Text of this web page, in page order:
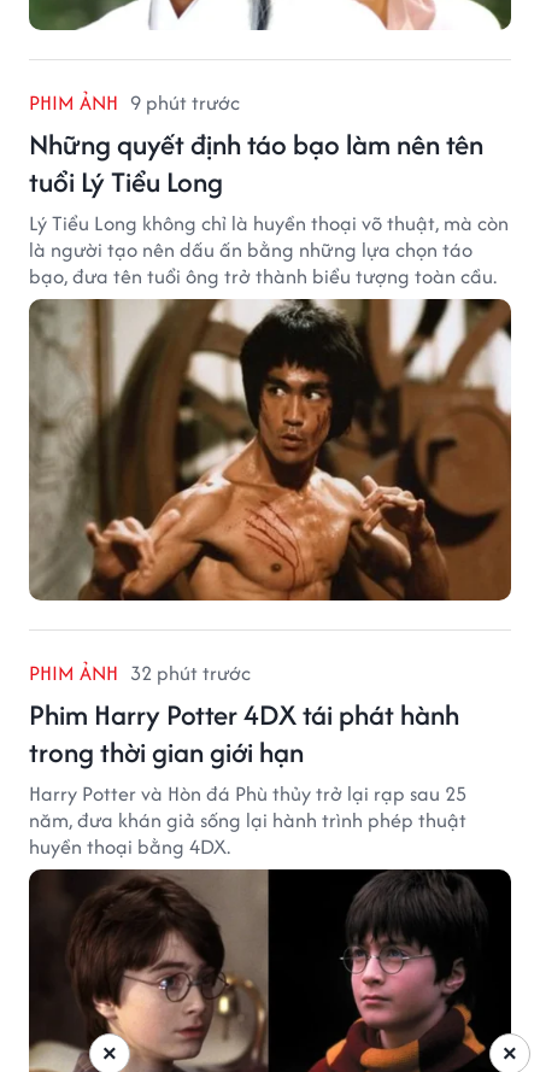
PHIM ẢNH 9 phút trước
Những quyết định táo bạo làm nên tên
tuổi Lý Tiểu Long
Lý Tiểu Long không chỉ là huyền thoại võ thuật, mà còn
là người tạo nên dấu ấn bằng những lựa chọn táo
bạo, đưa tên tuổi ông trở thành biểu tượng toàn cầu.
PHIM ẢNH 32 phút trước
Phim Harry Potter 4DX tái phát hành
trong thời gian giới hạn
Harry Potter và Hòn đá Phù thủy trở lại rạp sau 25
năm, đưa khán giả sống lại hành trình phép thuật
huyền thoại bằng 4DX.
×
×